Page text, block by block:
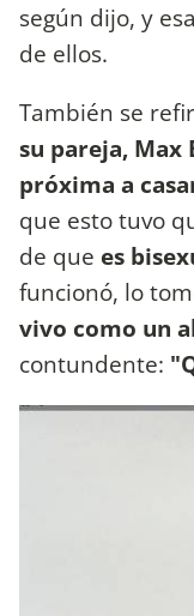
según dijo, y
de ellos.
También se
su pareja, Max
próxima a
que esto tuvo
de que es
funcionó, lo
vivo como un
contundente: